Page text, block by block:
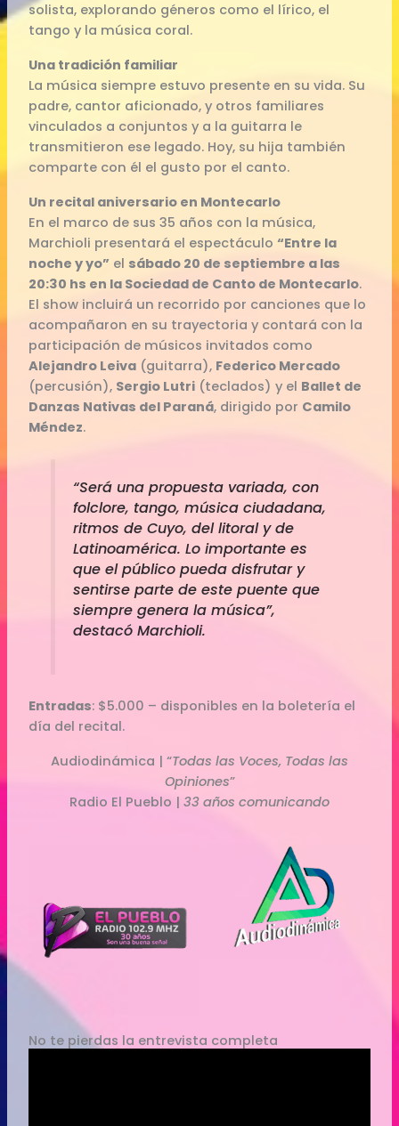
solista, explorando géneros como el lírico, el
tango y la música coral.
Una tradición familiar
La música siempre estuvo presente en su vida. Su
padre, cantor aficionado, y otros familiares
vinculados a conjuntos y a la guitarra le
transmitieron ese legado. Hoy, su hija también
comparte con él el gusto por el canto.
Un recital aniversario en Montecarlo
En el marco de sus 35 años con la música,
Marchioli presentará el espectáculo“Entre la
noche y yo” el sábado 20 de septiembre a las
20:30 hs en la Sociedad de Canto de Montecarlo.
El show incluirá un recorrido por canciones que lo
acompañaron en su trayectoria y contará con la
participación de músicos invitados como
Alejandro Leiva (guitarra), Federico Mercado
(percusión), Sergio Lutri (teclados) y el Ballet de
Danzas Nativas del Paraná, dirigido por Camilo
Méndez.
“Será una propuesta variada, con
folclore, tango, música ciudadana,
ritmos de Cuyo, del litoral y de
Latinoamérica. Lo importante es
que el público pueda disfrutar y
sentirse parte de este puente que
siempre genera la música”,
destacó Marchioli.
Entradas: $5.000 – disponibles en la boletería el
día del recital.
Audiodinámica | “Todas las Voces, Todas las
Opiniones”
Radio El Pueblo | 33 años comunicando
No te pierdas la entrevista completa